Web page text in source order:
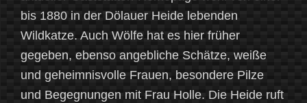
bis 1880 in der Dölauer Heide lebenden
Wildkatze. Auch Wölfe hat es hier früher
gegeben, ebenso angebliche Schätze, weiße
und geheimnisvolle Frauen, besondere Pilze
und Begegnungen mit Frau Holle. Die Heide ruft